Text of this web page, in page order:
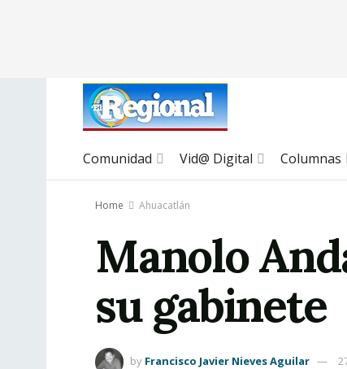
Comunidad Vid@ Digital Columnas
Home Ahuacatlán
Manolo
su gabinete
by Francisco Javier Nieves Aguilar